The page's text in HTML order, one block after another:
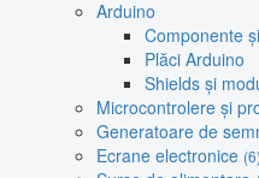
Arduino
Componente
Plăci Arduino
Shields și
Microcontrolere și
Generatoare de
Ecrane electronice (6)